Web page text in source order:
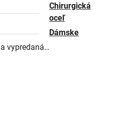
Chirurgická
oceľ
Dámske
vypredaná…